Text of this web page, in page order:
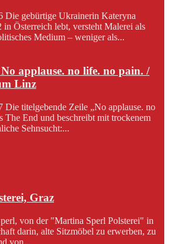
Die gebürtige Ukrainerin Kateryna
Österreich lebt, versteht Malerei als
Medium – weniger als...
applause. no life. no pain. /
Linz
Die titelgebende Zeile „No applause. no
The End und beschreibt mit trockenem
Sehnsucht:...
Graz
von der "Martina Sperl Polsterei" in
darin, alte Sitzmöbel zu erwerben, zu
von...